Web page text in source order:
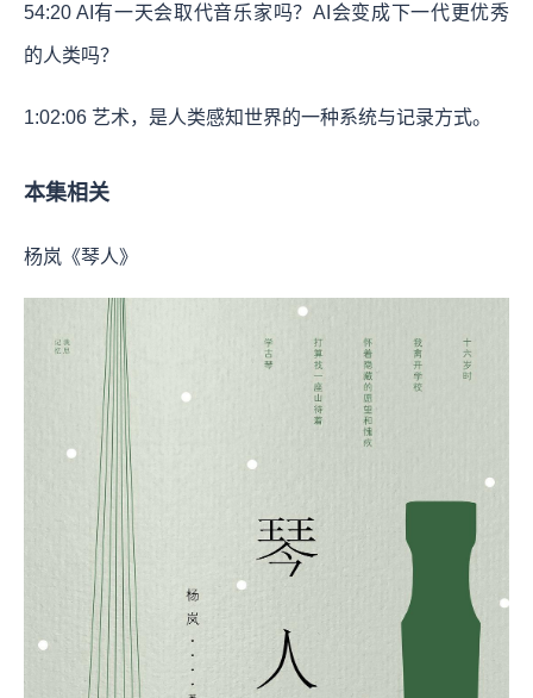
54:20 AI有一天会取代音乐家吗？AI会变成下一代更优秀
的人类吗？
1:02:06 艺术，是人类感知世界的一种系统与记录方式。
本集相关
杨岚《琴人》